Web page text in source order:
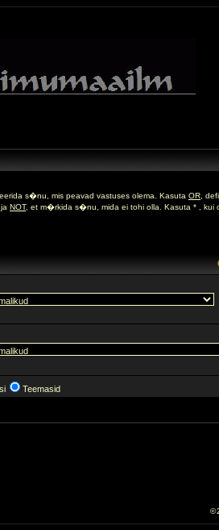
s�nu, mis peavad vastuses olema. Kasuta OR ,
NOT, et m�rkida s�nu, mida ei tohi olla. Kasuta * , kui
Teemasid
©